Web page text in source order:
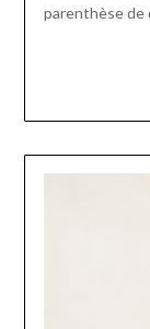
parenthèse de